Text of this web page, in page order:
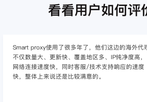
看看用户如何评
Smart proxy使用了很多年了，他们这边的海外代
不仅数量大、更新快、覆盖地区多、IP纯净度高，
网络连接速度快，同时客服/技术支持响应的速度
快，整体上来说还是比较满意的。